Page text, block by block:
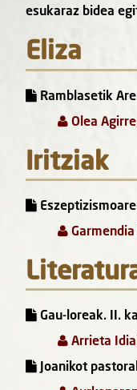
esukaraz bidea
Eliza
Ramblasetik
Olea
Iritziak
Gau-loreak. II.
Arrieta
Joanikot